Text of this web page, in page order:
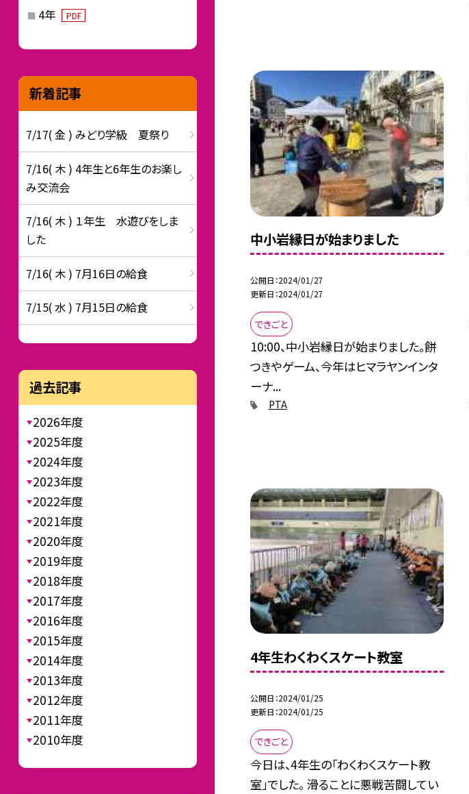
中小岩縁日が始まりました
公開日 2024/01/27
更新日 2024/01/27
できごと
10:00、中小岩縁日が始まりました。餅
つきやゲーム、今年はヒマラヤンインタ
ーナ...
PTA
4年生わくわくスケート教室
公開日 2024/01/25
更新日 2024/01/25
できごと
今日は、4年生の「わくわくスケート教
室」でした。 滑ることに悪戦苦闘してい
4年 PDF
新着記事
7/17( 金 ) みどり学級 夏祭り
7/16( 木 ) 4年生と6年生のお楽し
み交流会
7/16( 木 ) １年生 水遊びをしま
した
7/16( 木 ) 7月16日の給食
7/15( 水 ) 7月15日の給食
過去記事
2026年度
2025年度
2024年度
2023年度
2022年度
2021年度
2020年度
2019年度
2018年度
2017年度
2016年度
2015年度
2014年度
2013年度
2012年度
2011年度
2010年度